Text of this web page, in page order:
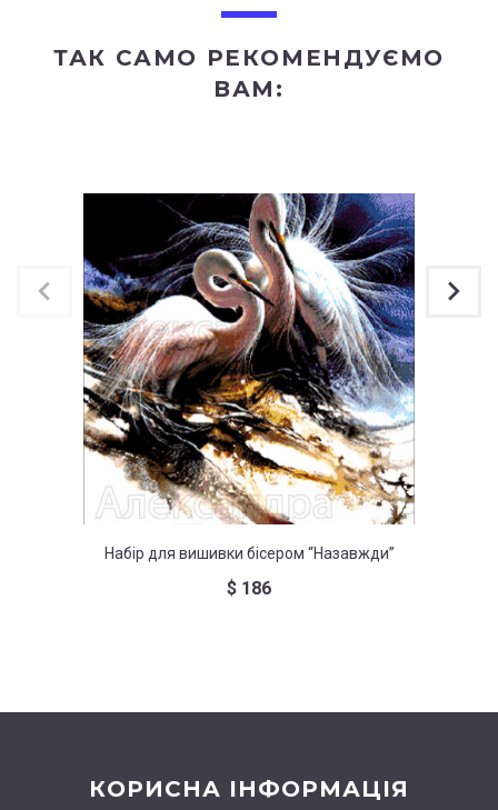
ТАК САМО РЕКОМЕНДУЄМО
ВАМ:
Набір для вишивки бісером “Назавжди”
$ 186
КОРИСНА ІНФОРМАЦІЯ